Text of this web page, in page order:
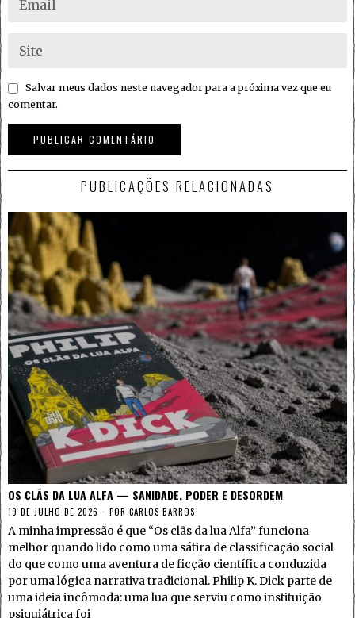
Salvar meus dados neste navegador para a próxima vez que eu
comentar.
PUBLICAÇÕES RELACIONADAS
OS CLÃS DA LUA ALFA — SANIDADE, PODER E DESORDEM
19 DE JULHO DE 2026 POR CARLOS BARROS
A minha impressão é que “Os clãs da lua Alfa” funciona
melhor quando lido como uma sátira de classificação social
do que como uma aventura de ficção científica conduzida
por uma lógica narrativa tradicional. Philip K. Dick parte de
uma ideia incômoda: uma lua que serviu como instituição
psiquiátrica foi